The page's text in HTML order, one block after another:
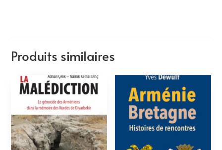
Produits similaires